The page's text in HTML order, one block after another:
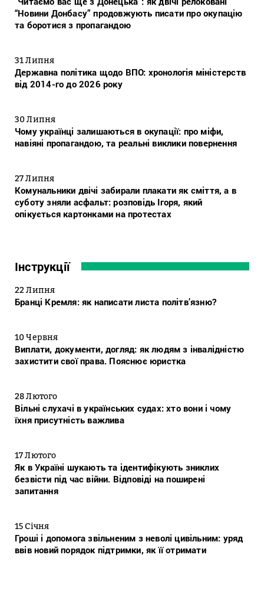
“Новини Донбасу” продовжують писати про окупацію
та боротися з пропагандою
31 Липня
Державна політика щодо ВПО: хронологія міністерств
від 2014-го до 2026 року
30 Липня
Чому українці залишаються в окупації: про міфи,
навіяні пропагандою, та реальні виклики повернення
27 Липня
Комунальники двічі забирали плакати як сміття, а в
суботу зняли асфальт: розповідь Ігоря, який
опікується картонками на протестах
Інструкції
22 Липня
Бранці Кремля: як написати листа політв’язню?
10 Червня
Виплати, документи, догляд: як людям з інвалідністю
захистити свої права. Пояснює юристка
28 Лютого
Вільні слухачі в українських судах: хто вони і чому
їхня присутність важлива
17 Лютого
Як в Україні шукають та ідентифікують зниклих
безвісти під час війни. Відповіді на поширені
запитання
15 Січня
Гроші і допомога звільненим з неволі цивільним: уряд
ввів новий порядок підтримки, як її отримати